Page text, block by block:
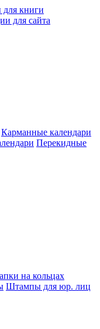
книги
для сайта
Карманные календари
Перекидные
на кольцах
Штампы для юр. лиц